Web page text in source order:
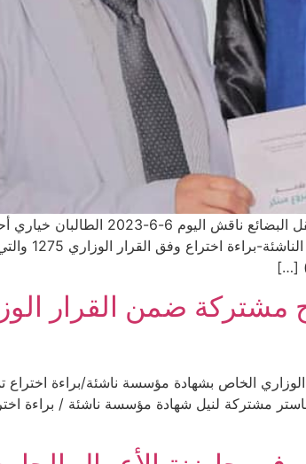
عصا ذكية ونظارات ناطقة
مذكرة
مشتركة ضمن القرار